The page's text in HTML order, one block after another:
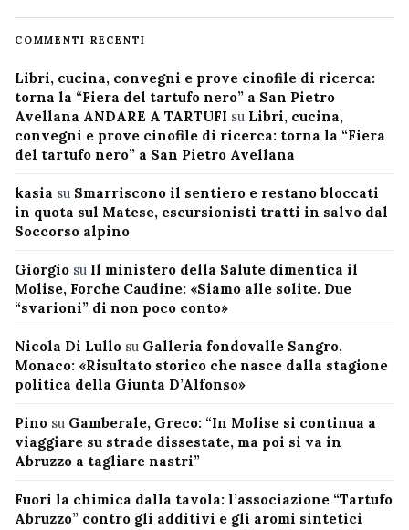
COMMENTI RECENTI
Libri, cucina, convegni e prove cinofile di ricerca:
torna la “Fiera del tartufo nero” a San Pietro
Avellana ANDARE A TARTUFI su Libri, cucina,
convegni e prove cinofile di ricerca: torna la “Fiera
del tartufo nero” a San Pietro Avellana
kasia su Smarriscono il sentiero e restano bloccati
in quota sul Matese, escursionisti tratti in salvo dal
Soccorso alpino
Giorgio su Il ministero della Salute dimentica il
Molise, Forche Caudine: «Siamo alle solite. Due
“svarioni” di non poco conto»
Nicola Di Lullo su Galleria fondovalle Sangro,
Monaco: «Risultato storico che nasce dalla stagione
politica della Giunta D’Alfonso»
Pino su Gamberale, Greco: “In Molise si continua a
viaggiare su strade dissestate, ma poi si va in
Abruzzo a tagliare nastri”
Fuori la chimica dalla tavola: l’associazione “Tartufo
Abruzzo” contro gli additivi e gli aromi sintetici